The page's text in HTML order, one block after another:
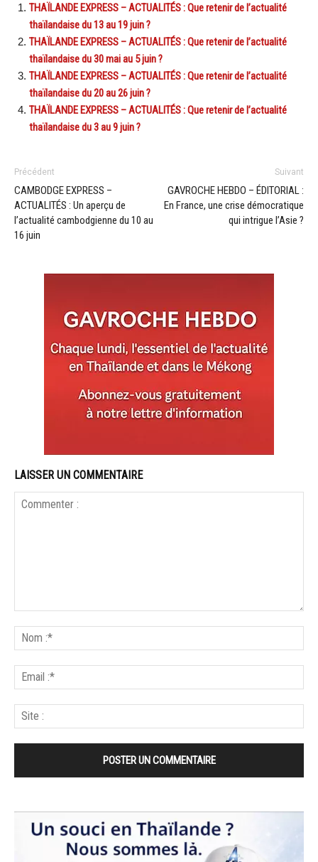
THAÏLANDE EXPRESS – ACTUALITÉS : Que retenir de l’actualité
thaïlandaise du 13 au 19 juin ?
THAÏLANDE EXPRESS – ACTUALITÉS : Que retenir de l’actualité
thaïlandaise du 30 mai au 5 juin ?
THAÏLANDE EXPRESS – ACTUALITÉS : Que retenir de l’actualité
thaïlandaise du 20 au 26 juin ?
THAÏLANDE EXPRESS – ACTUALITÉS : Que retenir de l’actualité
thaïlandaise du 3 au 9 juin ?
Précédent
CAMBODGE EXPRESS –
ACTUALITÉS : Un aperçu de
l’actualité cambodgienne du 10 au
16 juin
Suivant
GAVROCHE HEBDO – ÉDITORIAL :
En France, une crise démocratique
qui intrigue l’Asie ?
LAISSER UN COMMENTAIRE